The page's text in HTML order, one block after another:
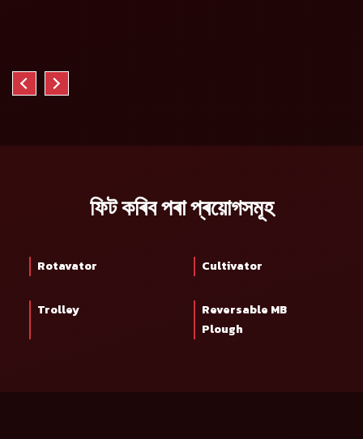
ফিট কৰিব পৰা প্ৰয়োগসমূহ
Rotavator Cultivator
Trolley
Reversable MB
Plough